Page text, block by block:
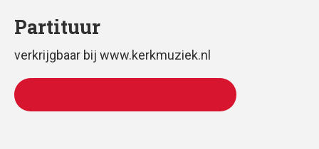
Partituur
verkrijgbaar bij www.kerkmuziek.nl